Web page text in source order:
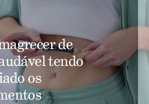
de
tendo
os